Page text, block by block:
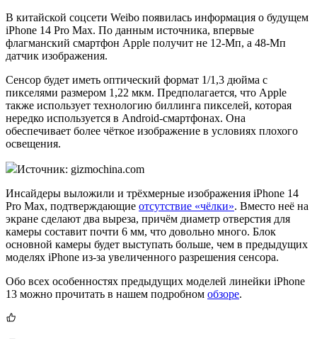
В китайской соцсети Weibo появилась информация о будущем
iPhone 14 Pro Max. По данным источника, впервые
флагманский смартфон Apple получит не 12-Мп, а 48-Мп
датчик изображения.
Сенсор будет иметь оптический формат 1/1,3 дюйма с
пикселями размером 1,22 мкм. Предполагается, что Apple
также использует технологию биллинга пикселей, которая
нередко используется в Android-смартфонах. Она
обеспечивает более чёткое изображение в условиях плохого
освещения.
Источник: gizmochina.com
Инсайдеры выложили и трёхмерные изображения iPhone 14
Pro Max, подтверждающие отсутствие «чёлки». Вместо неё на
экране сделают два выреза, причём диаметр отверстия для
камеры составит почти 6 мм, что довольно много. Блок
основной камеры будет выступать больше, чем в предыдущих
моделях iPhone из-за увеличенного разрешения сенсора.
Обо всех особенностях предыдущих моделей линейки iPhone
13 можно прочитать в нашем подробном обзоре.